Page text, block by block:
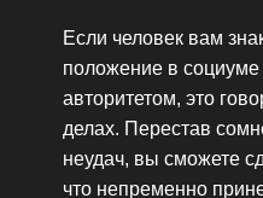
Если человек вам
положение в социуме
авторитетом, это
делах. Перестав
неудач, вы сможете
что непременно